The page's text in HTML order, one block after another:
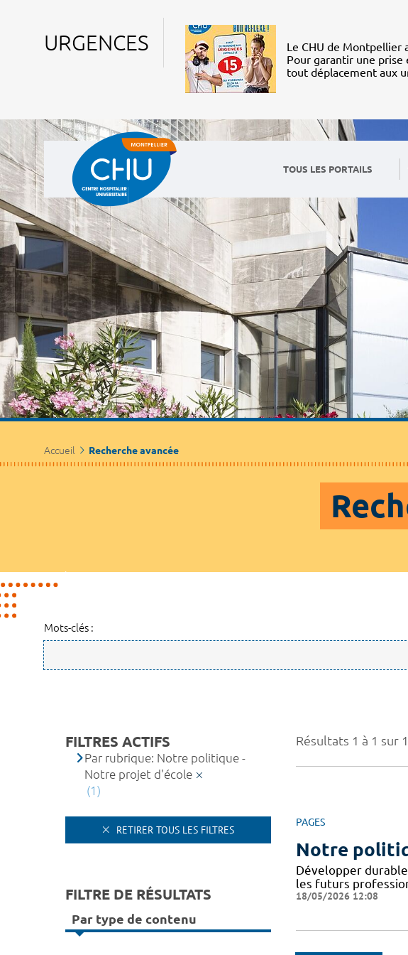
URGENCES
Le CHU de Montpellier
Pour garantir une prise
tout déplacement aux
TOUS LES PORTAILS
Accueil Recherche avancée
Mots-clés :
Résultats 1 à 1 sur
PAGES
Notre
Développer
les futurs
18/05/2026 12:08
FILTRES ACTIFS
Par rubrique: Notre politique -
Notre projet d'école
(1)
RETIRER TOUS LES FILTRES
FILTRE DE RÉSULTATS
Par type de contenu